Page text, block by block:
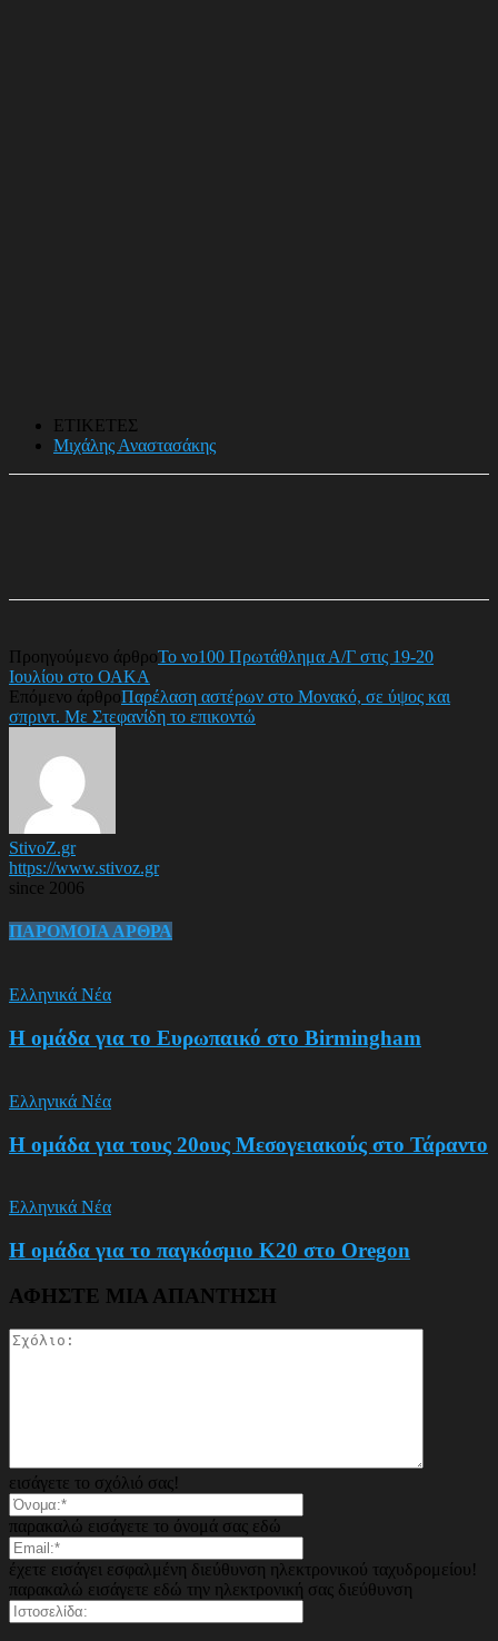
ΕΤΙΚΕΤΕΣ
Μιχάλης Αναστασάκης
Προηγούμενο άρθροΤο νο100 Πρωτάθλημα Α/Γ στις 19-20
Ιουλίου στο ΟΑΚΑ
Επόμενο άρθροΠαρέλαση αστέρων στο Μονακό, σε ύψος και
σπριντ. Με Στεφανίδη το επικοντώ
StivoZ.gr
https://www.stivoz.gr
since 2006
ΠΑΡΟΜΟΙΑ ΑΡΘΡΑ
Ελληνικά Νέα
Η ομάδα για το Ευρωπαικό στο Birmingham
Ελληνικά Νέα
Η ομάδα για τους 20ους Μεσογειακούς στο Τάραντο
Ελληνικά Νέα
Η ομάδα για το παγκόσμιο Κ20 στο Oregon
ΑΦΗΣΤΕ ΜΙΑ ΑΠΑΝΤΗΣΗ
εισάγετε το σχόλιό σας!
παρακαλώ εισάγετε το όνομά σας εδώ
έχετε εισάγει εσφαλμένη διεύθυνση ηλεκτρονικού ταχυδρομείου!
παρακαλώ εισάγετε εδώ την ηλεκτρονική σας διεύθυνση